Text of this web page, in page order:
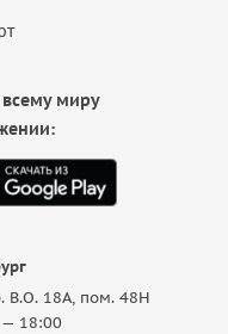
В.О. 18A, пом. 48Н
18:00
всему миру